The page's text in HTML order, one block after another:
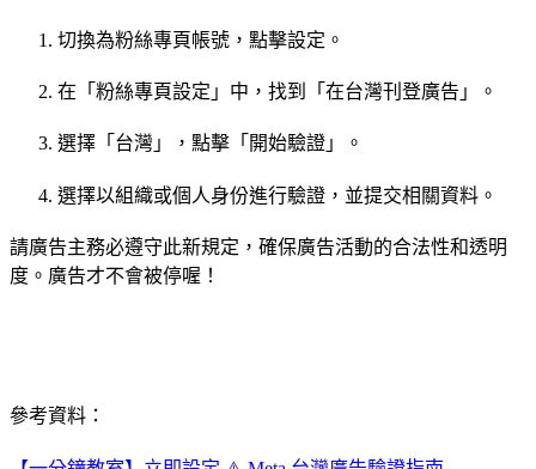
切換為粉絲專頁帳號，點擊設定。
在「粉絲專頁設定」中，找到「在台灣刊登廣告」。
選擇「台灣」，點擊「開始驗證」。
選擇以組織或個人身份進行驗證，並提交相關資料。
請廣告主務必遵守此新規定，確保廣告活動的合法性和透明
度。廣告才不會被停喔！
參考資料：